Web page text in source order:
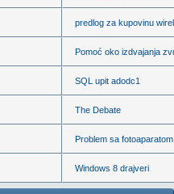
predlog za kupovinu
Pomoć oko izdvajanja
SQL upit adodc1
The Debate
Problem sa fotoaparatom
Windows 8 drajveri